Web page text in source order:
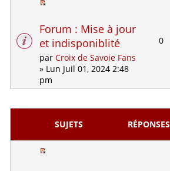
Forum : Mise à jour
et indisponiblité
parCroix de Savoie Fans
» Lun Juil 01, 2024 2:48
pm
0
SUJETS RÉPONSES